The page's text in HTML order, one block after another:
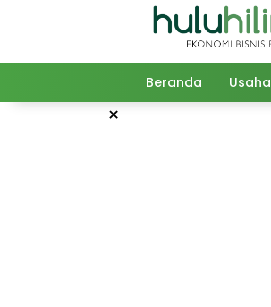
Beranda Usaha
×